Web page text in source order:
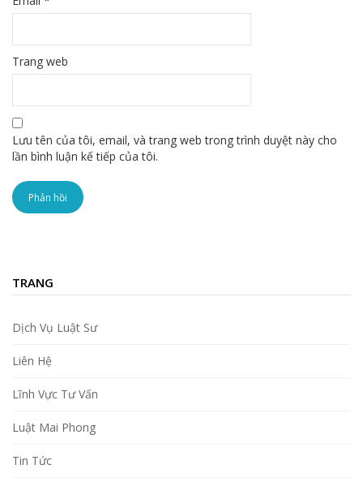
Trang web
Lưu tên của tôi, email, và trang web trong trình duyệt này cho
lần bình luận kế tiếp của tôi.
TRANG
Dịch Vụ Luật Sư
Liên Hệ
Lĩnh Vực Tư Vấn
Luật Mai Phong
Tin Tức